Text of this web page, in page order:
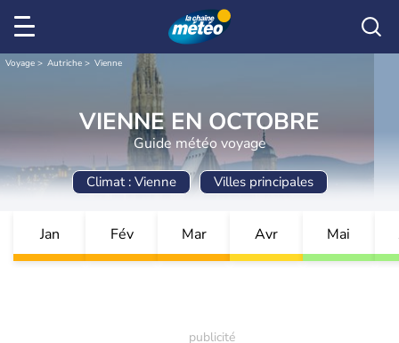
Voyage Autriche Vienne
VIENNE EN OCTOBRE
Guide météo voyage
Climat : Vienne Villes principales
Jan Fév Mar Avr Mai